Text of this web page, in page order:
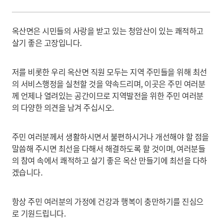
옥산면은 시민들의 사랑을 받고 있는 청암산이 있는 쾌적하고
살기 좋은 고장입니다.
저를 비롯한 우리 옥산면 직원 모두는 지역 주민들을 위해 최선
의 서비스행정을 실천할 것을 약속드리며, 이곳은 주민 여러분
께 언제나 열려있는 공간이므로 지역발전을 위한 주민 여러분
의 다양한 의견을 남겨 주십시오.
주민 여러분께서 생활하시면서 불편하시거나 개선해야 할 점을
말씀해 주시면 최선을 다해서 해결하도록 할 것이며, 여러분들
의 참여 속에서 쾌적하고 살기 좋은 옥산 만들기에 최선을 다하
겠습니다.
항상 주민 여러분의 가정에 건강과 행복이 충만하기를 진심으
로 기원드립니다.